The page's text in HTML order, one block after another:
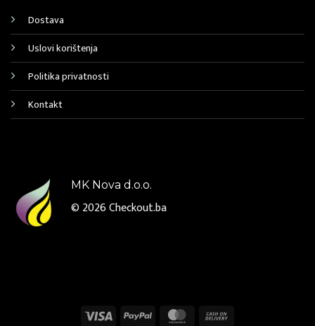
Dostava
Uslovi korištenja
Politika privatnosti
Kontakt
MK Nova d.o.o.
© 2026Checkout.ba